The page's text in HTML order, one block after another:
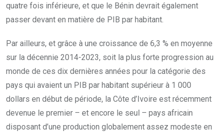
quatre fois inférieure, et que le Bénin devrait également
passer devant en matière de PIB par habitant.
Par ailleurs, et grâce à une croissance de 6,3 % en moyenne
sur la décennie 2014-2023, soit la plus forte progression au
monde de ces dix dernières années pour la catégorie des
pays qui avaient un PIB par habitant supérieur à 1 000
dollars en début de période, la Côte d’Ivoire est récemment
devenue le premier – et encore le seul – pays africain
disposant d’une production globalement assez modeste en